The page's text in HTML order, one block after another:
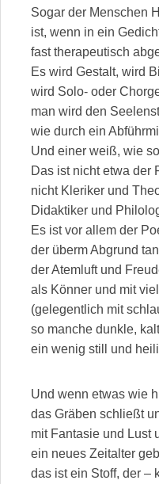
Sogar der Menschen
ist, wenn in ein
fast therapeutisch
Es wird Gestalt, wird
wird Solo- oder
man wird den
wie durch ein
Und einer weiß, wie
Das ist nicht etwa der
nicht Kleriker und
Didaktiker und
Es ist vor allem der
der überm Abgrund
der Atemluft und
als Könner und mit
(gelegentlich mit
so manche dunkle,
ein wenig still und
Und wenn etwas wie
das Gräben schließt
mit Fantasie und Lust
ein neues Zeitalter
das ist ein Stoff, der –